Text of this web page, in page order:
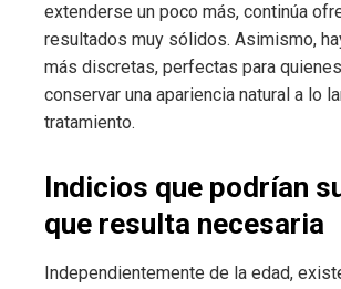
extenderse un poco más, continúa
resultados muy sólidos. Asimismo,
más discretas, perfectas para
conservar una apariencia natural a lo
tratamiento.
Indicios que podrían
que resulta necesaria
Independientemente de la edad,